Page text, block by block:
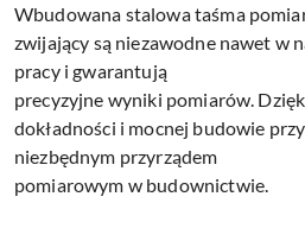
Wbudowana stalowa taśma
zwijający są niezawodne nawet w
pracy i gwarantują
precyzyjne wyniki pomiarów.
dokładności i mocnej budowie
niezbędnym przyrządem
pomiarowym w budownictwie.